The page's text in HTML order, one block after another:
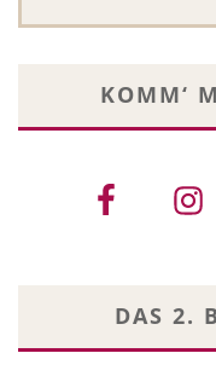
KOMM‘
DAS 2.